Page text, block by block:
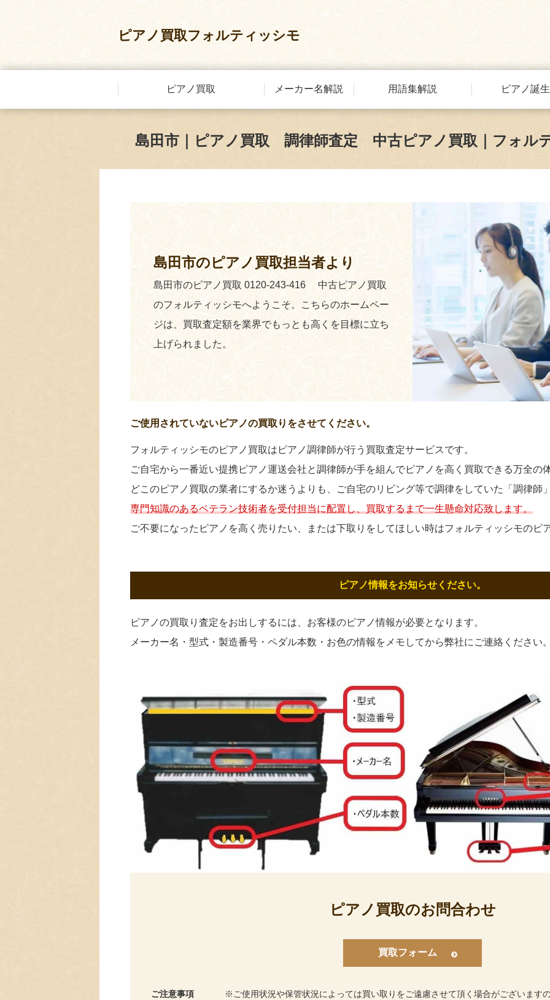
ピアノ買取フォルティッシモ
ピアノ買取 メーカー名解説 用語集解説 ピアノ誕
島田市｜ピアノ買取 調律師査定 中古ピアノ買取｜フォル
島田市のピアノ買取担当者より
島田市のピアノ買取 0120-243-416 中古ピアノ買取
のフォルティッシモへようこそ。こちらのホームペー
ジは、買取査定額を業界でもっとも高くを目標に立ち
上げられました。
ご使用されていないピアノの買取りをさせてください。
フォルティッシモのピアノ買取はピアノ調律師が行う買取査定サービスです。
ご自宅から一番近い提携ピアノ運送会社と調律師が手を組んでピアノを高く買取できる万全の
どこのピアノ買取の業者にするか迷うよりも、ご自宅のリビング等で調律をしていた「調律師
専門知識のあるベテラン技術者を受付担当に配置し、買取するまで一生懸命対応致します。
ご不要になったピアノを高く売りたい、または下取りをしてほしい時はフォルティッシモのピ
ピアノ情報をお知らせください。
ピアノの買取り査定をお出しするには、お客様のピアノ情報が必要となります。
メーカー名・型式・製造番号・ペダル本数・お色の情報をメモしてから弊社にご連絡ください
ピアノ買取のお問合わせ
買取フォーム
ご注意事項 ご使用状況や保管状況によっては買い取りをご遠慮させて頂く場合がございます